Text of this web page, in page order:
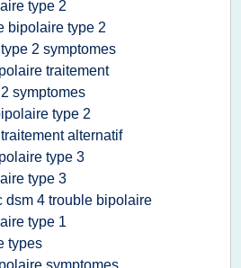
type 2
bipolaire type 2
2 symptomes
traitement
symptomes
type 2
alternatif
type 3
type 3
dsm 4 trouble bipolaire
type 1
types
symptomes